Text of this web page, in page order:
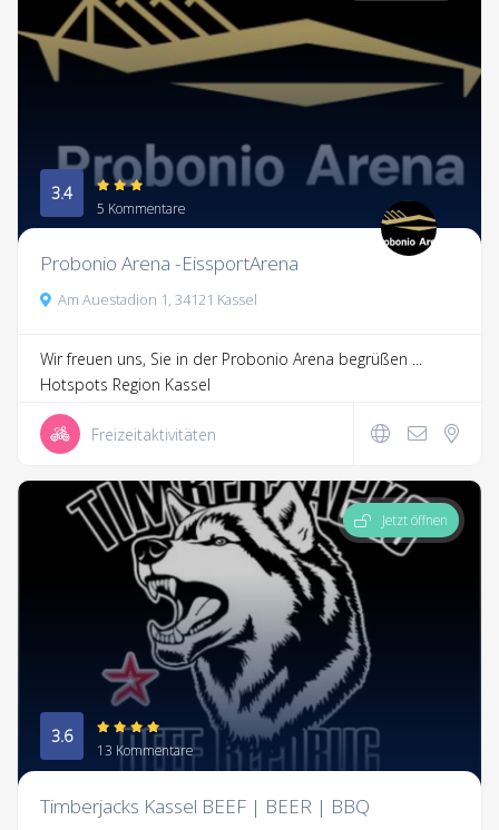
3.4
5 Kommentare
Probonio Arena -EissportArena
Am Auestadion 1, 34121 Kassel
Wir freuen uns, Sie in der Probonio Arena begrüßen ...
Hotspots Region Kassel
Freizeitaktivitäten
Jetzt öffnen
3.6
13 Kommentare
Timberjacks Kassel BEEF | BEER | BBQ